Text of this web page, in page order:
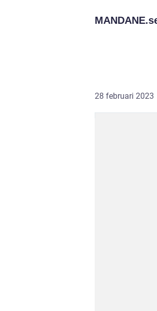
MANDANE.
28 februari 2023